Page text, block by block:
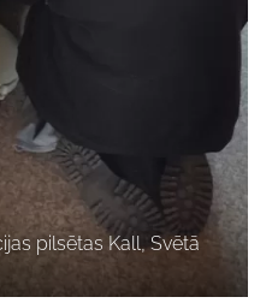
pilsētas Kall, Svētā